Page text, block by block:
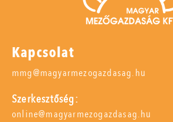
Kapcsolat
mmg@magyarmezogazdasag.hu
Szerkesztőség:
online@magyarmezogazdasag.hu